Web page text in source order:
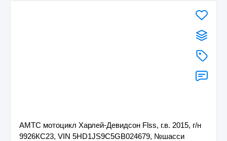
АМТС мотоцикл Харлей-Девидсон Flss, г.в. 2015, г/н
9926КС23, VIN 5HD1JS9C5GB024679, №шасси